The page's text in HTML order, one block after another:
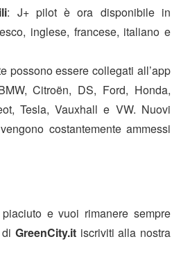
: J+ pilot è ora disponibile in
inglese, francese, italiano e
possono essere collegati all’app
Citroën, DS, Ford, Honda,
Tesla, Vauxhall e VW. Nuovi
costantemente ammessi
e vuoi rimanere sempre
GreenCity.itiscriviti alla nostra